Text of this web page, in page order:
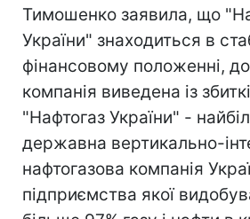
Тимошенко заявила, що
України" знаходиться в
фінансовому положенні,
компанія виведена із
"Нафтогаз України" -
державна вертикально-
нафтогазова компанія
підприємства якої